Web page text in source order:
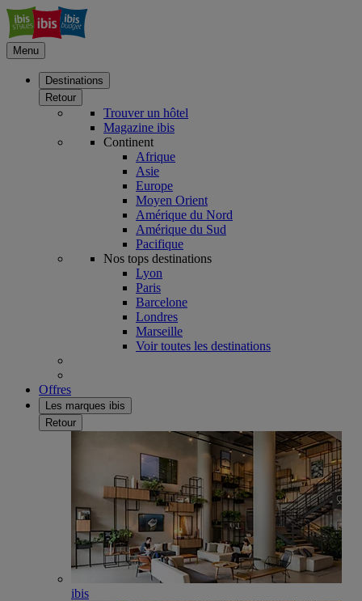
Menu
Destinations
Retour
Trouver un hôtel
Magazine ibis
Continent
Afrique
Asie
Europe
Moyen Orient
Amérique du Nord
Amérique du Sud
Pacifique
Nos tops destinations
Lyon
Paris
Barcelone
Londres
Marseille
Voir toutes les destinations
Offres
Les marques ibis
Retour
ibis